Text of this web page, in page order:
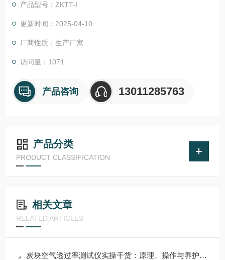
（PLC）控制，实验过程和数据全智能化处理；通过软件可实现
远程监控和数据分析。便捷的人机交互界面、高精度，智能化的
产品型号：ZKTT-I
更新时间：2025-04-10
厂商性质：生产厂家
访问量：1071
产品咨询 13011285763
产品分类
PRODUCT CLASSIFICATION
相关文章
RELATED ARTICLES
炭块空气透过率测试仪实操干货：原理、操作与养护技巧